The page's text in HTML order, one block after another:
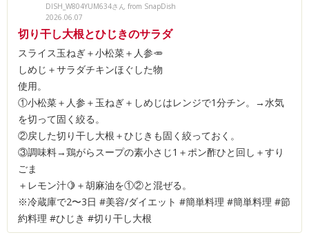
DISH_W804YUM634さん from SnapDish
2026.06.07
切り干し大根とひじきのサラダ
スライス玉ねぎ＋小松菜＋人参🥕
しめじ＋サラダチキンほぐした物
使用。
①小松菜＋人参＋玉ねぎ＋しめじはレンジで1分チン。→水気
を切って固く絞る。
②戻した切り干し大根＋ひじきも固く絞っておく。
③調味料→鶏がらスープの素小さじ1＋ポン酢ひと回し＋すり
ごま
＋レモン汁🍋＋胡麻油を①②と混ぜる。
※冷蔵庫で2〜3日 #美容/ダイエット #簡単料理 #簡単料理 #節
約料理 #ひじき #切り干し大根